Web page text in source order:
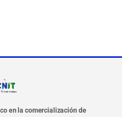
en la comercialización de